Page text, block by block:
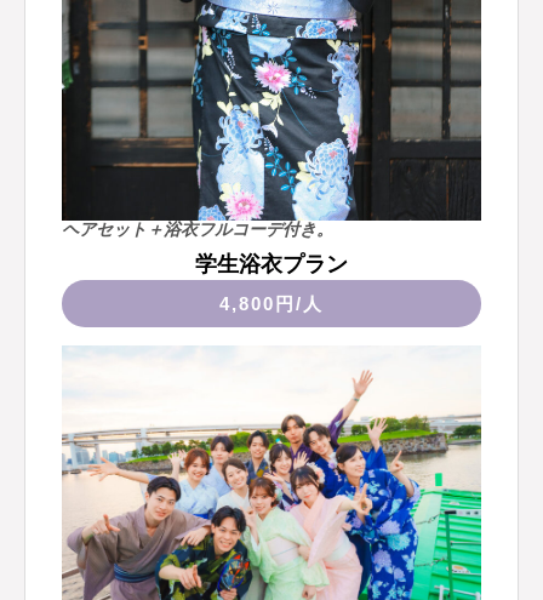
ヘアセット＋浴衣フルコーデ付き。
学生浴衣プラン
4,800円/人